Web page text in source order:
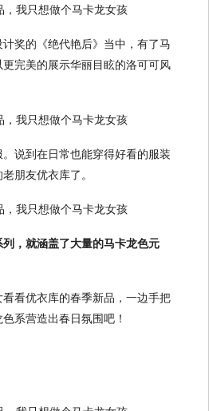
奖的《绝代艳后》当中，有了马
完美的展示华丽目眩的洛可可风
说到在日常也能穿得好看的服装
朋友优衣库了。
，就涵盖了大量的马卡龙色元
看优衣库的春季新品，一边手把
系营造出春日氛围吧！